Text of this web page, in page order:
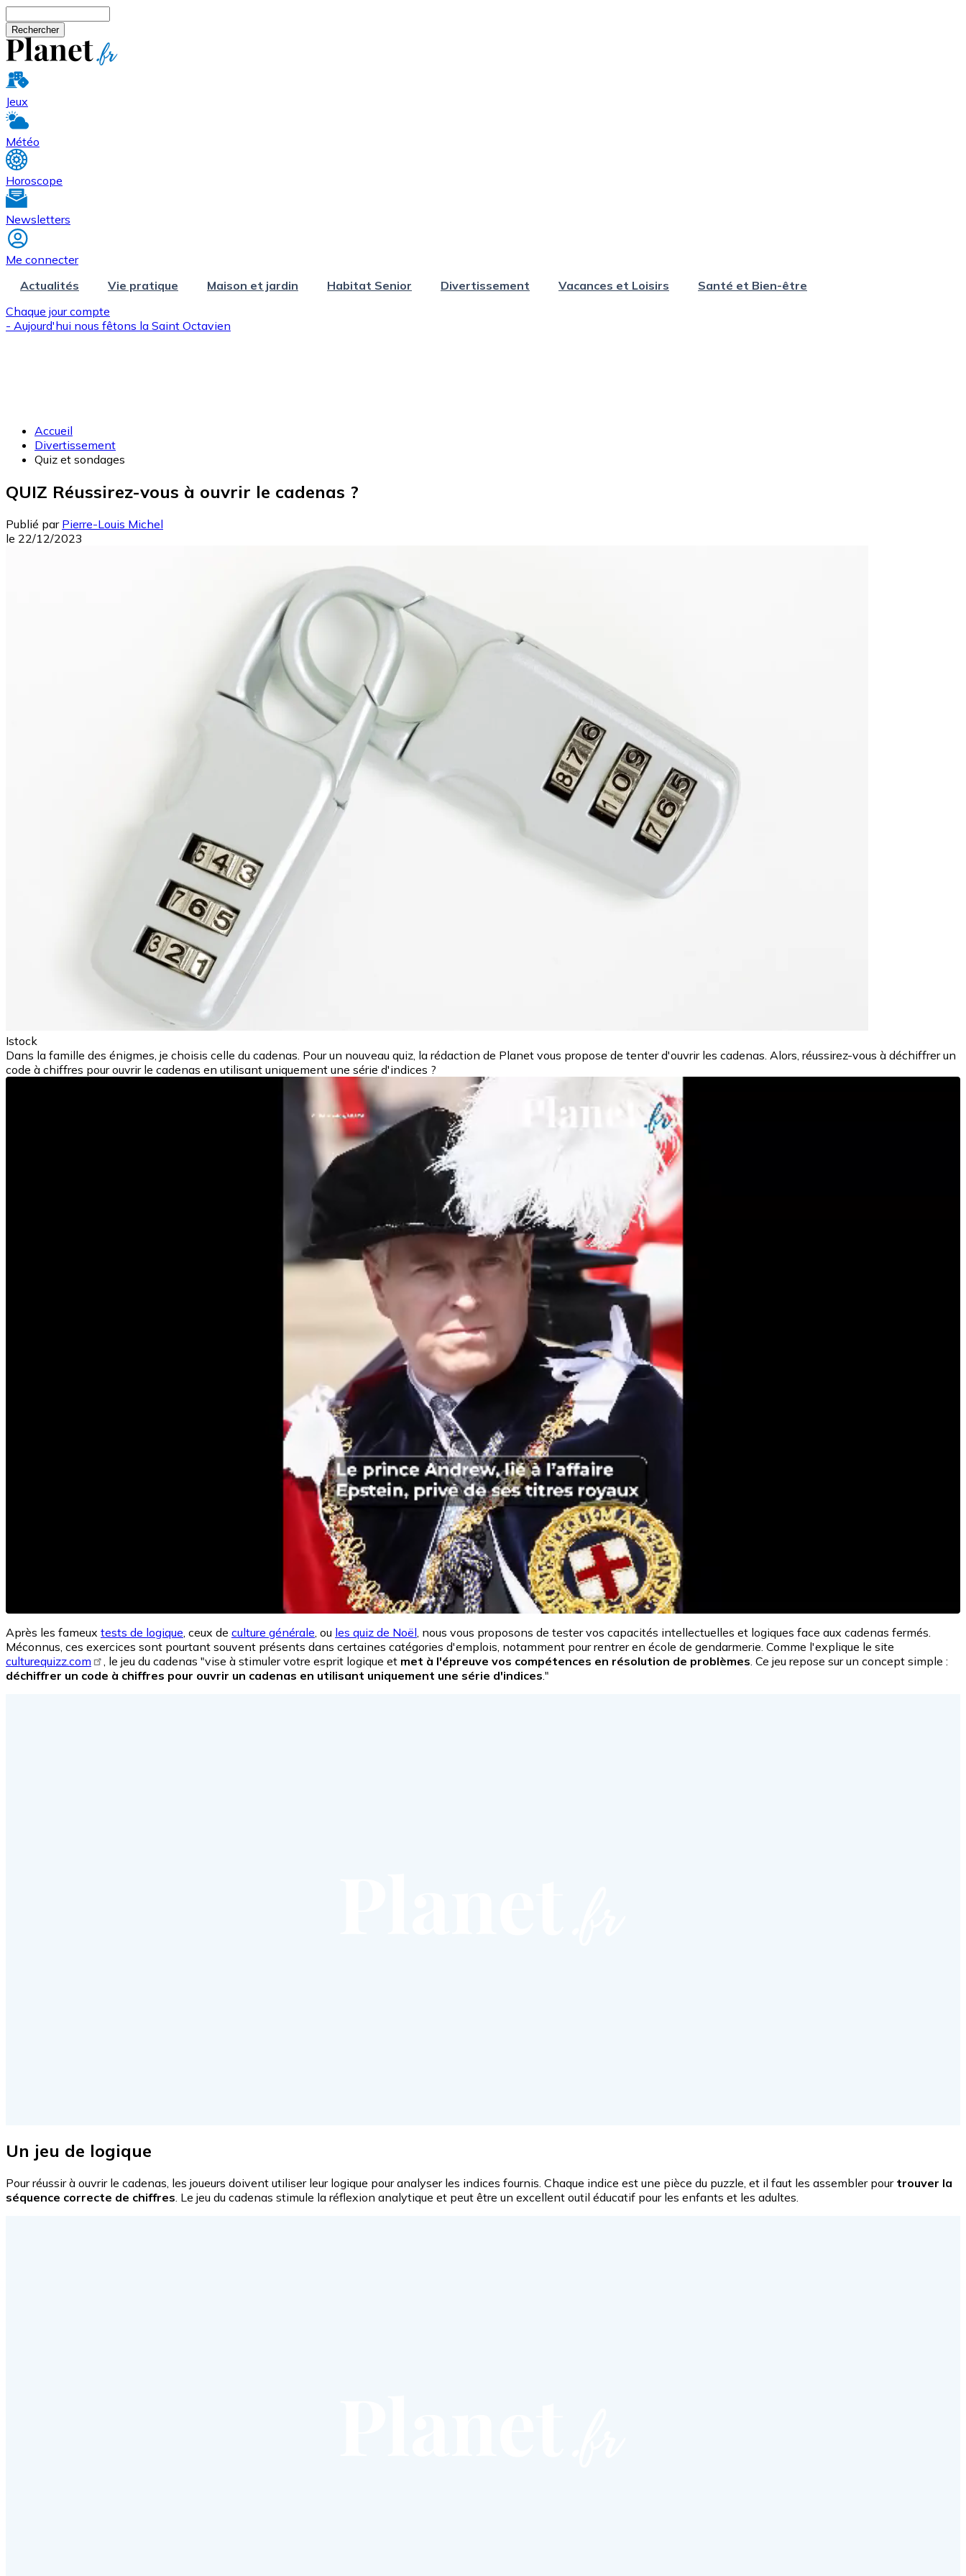
Jeux
Météo
Horoscope
Newsletters
Me connecter
Actualités
Vie pratique Maison et jardin Habitat Senior Divertissement Vacances et Loisirs
Santé et Bien-être
Chaque jour compte
- Aujourd'hui nous fêtons la Saint Octavien
Accueil
Divertissement
Quiz et sondages
QUIZ Réussirez-vous à ouvrir le cadenas ?
Publié par Pierre-Louis Michel
le 22/12/2023
Istock
Dans la famille des énigmes, je choisis celle du cadenas. Pour un nouveau quiz, la rédaction de Planet vous propose de tenter d'ouvrir les cadenas. Alors, réussirez-vous à déchiffrer un
code à chiffres pour ouvrir le cadenas en utilisant uniquement une série d'indices ?
Après les fameux tests de logique , ceux de culture générale , ou les quiz de Noël , nous vous proposons de tester vos capacités intellectuelles et logiques face aux cadenas fermés.
Méconnus, ces exercices sont pourtant souvent présents dans certaines catégories d'emplois, notamment pour rentrer en école de gendarmerie. Comme l'explique le site
culturequizz.com
, le jeu du cadenas "vise à stimuler votre esprit logique et met à l'épreuve vos compétences en résolution de problèmes . Ce jeu repose sur un concept simple :
déchiffrer un code à chiffres pour ouvrir un cadenas en utilisant uniquement une série d'indices ."
Un jeu de logique
Pour réussir à ouvrir le cadenas, les joueurs doivent utiliser leur logique pour analyser les indices fournis. Chaque indice est une pièce du puzzle, et il faut les assembler pour trouver la
séquence correcte de chiffres . Le jeu du cadenas stimule la réflexion analytique et peut être un excellent outil éducatif pour les enfants et les adultes.